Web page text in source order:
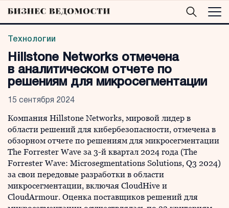
Технологии
Hillstone Networks отмечена
в аналитическом отчете по
решениям для микросегментации
15 сентября 2024
Компания Hillstone Networks, мировой лидер в
области решений для кибербезопасности, отмечена в
обзорном отчете по решениям для микросегментации
The Forrester Wave за 3-й квартал 2024 года (The
Forrester Wave: Microsegmentations Solutions, Q3 2024)
за свои передовые разработки в области
микросегментации, включая CloudHive и
CloudArmour. Оценка поставщиков решений для